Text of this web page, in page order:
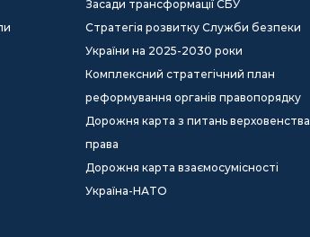
Засади трансформації СБУ
Стратегія розвитку Служби безпеки
України на 2025-2030 роки
Комплексний стратегічний план
реформування органів правопорядку
Дорожня карта з питань верховенства
права
Дорожня карта взаємосумісності
Україна-НАТО